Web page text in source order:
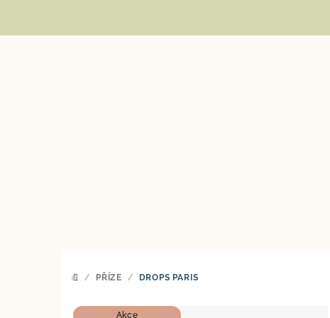
DOMŮ
/ PŘÍZE / DROPS PARIS
Akce